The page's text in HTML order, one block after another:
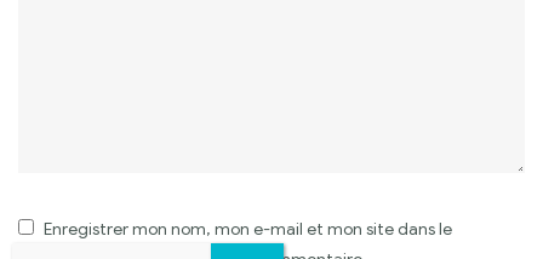
Enregistrer mon nom, mon e-mail et mon site dans le